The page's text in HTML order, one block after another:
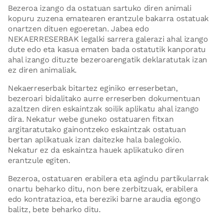
Bezeroa izango da ostatuan sartuko diren animali
kopuru zuzena ematearen erantzule bakarra ostatuak
onartzen dituen egoeretan. Jabea edo
NEKAERRESERBAK legalki sarrera galerazi ahal izango
dute edo eta kasua ematen bada ostatutik kanporatu
ahal izango dituzte bezeroarengatik deklaratutak izan
ez diren animaliak.
Nekaerreserbak bitartez eginiko erreserbetan,
bezeroari bidalitako aurre erreserben dokumentuan
azaltzen diren eskaintzak soilik aplikatu ahal izango
dira. Nekatur webe guneko ostatuaren fitxan
argitaratutako gainontzeko eskaintzak ostatuan
bertan aplikatuak izan daitezke hala balegokio.
Nekatur ez da eskaintza hauek aplikatuko diren
erantzule egiten.
Bezeroa, ostatuaren erabilera eta agindu partikularrak
onartu beharko ditu, non bere zerbitzuak, erabilera
edo kontratazioa, eta bereziki barne araudia egongo
balitz, bete beharko ditu.